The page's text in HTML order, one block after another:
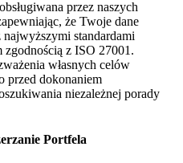
przez naszych
że Twoje dane
najwyższymi standardami
z ISO 27001.
własnych celów
przed dokonaniem
niezależnej porady
Portfela